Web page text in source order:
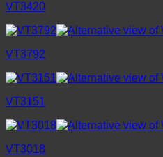
VT3420
VT3792
VT3151
VT3018